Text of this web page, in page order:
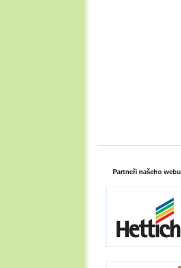
Partneři našeho